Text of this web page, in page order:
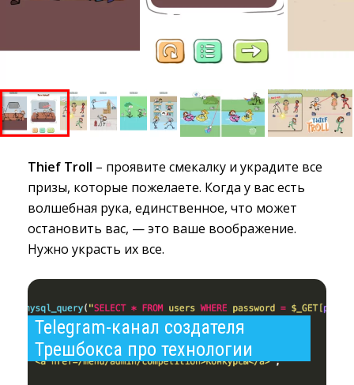
Thief Troll – проявите смекалку и украдите все
призы, которые пожелаете. Когда у вас есть
волшебная рука, единственное, что может
остановить вас, — это ваше воображение.
Нужно украсть их все.
Telegram-канал создателя
Трешбокса про технологии